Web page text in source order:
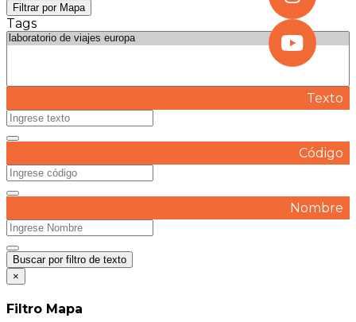
Filtrar por Mapa
Tags
Texto
Código
Nombre
Buscar por filtro de texto
×
Filtro Mapa